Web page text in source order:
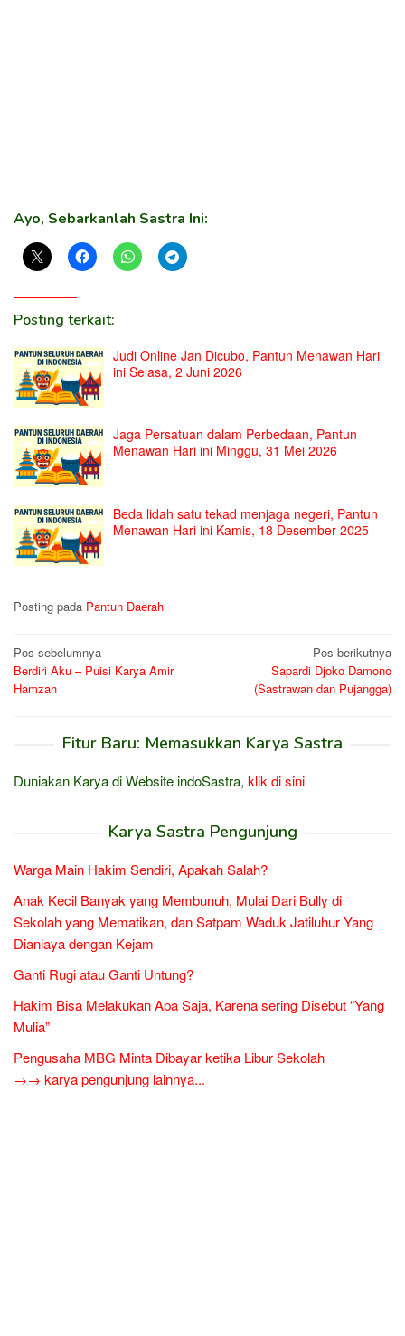
Ayo, Sebarkanlah Sastra Ini:
Posting terkait:
Judi Online Jan Dicubo, Pantun Menawan Hari
ini Selasa, 2 Juni 2026
Jaga Persatuan dalam Perbedaan, Pantun
Menawan Hari ini Minggu, 31 Mei 2026
Beda lidah satu tekad menjaga negeri, Pantun
Menawan Hari ini Kamis, 18 Desember 2025
Posting pada Pantun Daerah
Navigasi
pos
Pos sebelumnya
Berdiri Aku – Puisi Karya Amir
Hamzah
Pos berikutnya
Sapardi Djoko Damono
(Sastrawan dan Pujangga)
Fitur Baru: Memasukkan Karya Sastra
Duniakan Karya di Website indoSastra, klik di sini
Karya Sastra Pengunjung
Warga Main Hakim Sendiri, Apakah Salah?
Anak Kecil Banyak yang Membunuh, Mulai Dari Bully di
Sekolah yang Mematikan, dan Satpam Waduk Jatiluhur Yang
Dianiaya dengan Kejam
Ganti Rugi atau Ganti Untung?
Hakim Bisa Melakukan Apa Saja, Karena sering Disebut “Yang
Mulia”
Pengusaha MBG Minta Dibayar ketika Libur Sekolah
→→ karya pengunjung lainnya...